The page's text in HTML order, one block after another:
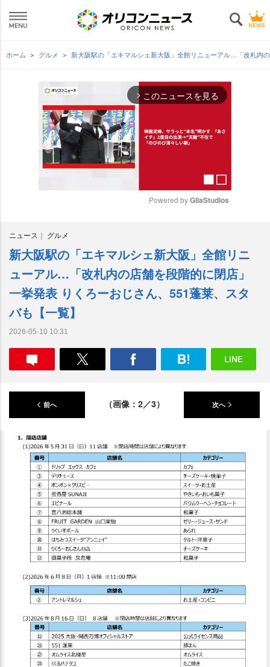
ホーム グルメ 新大阪駅の「エキマルシェ新大阪」全館リニューアル…「改札内
arrow_forward_ios このニュースを見る
e
Powered by GliaStudios
ニュース グルメ
新大阪駅の「エキマルシェ新大阪」全館リニ
ューアル…「改札内の店舗を段階的に閉店」
一挙発表 りくろーおじさん、551蓬莱、スタ
バも【一覧】
2026-05-10 10:31
前へ （画像：2／3） 次へ